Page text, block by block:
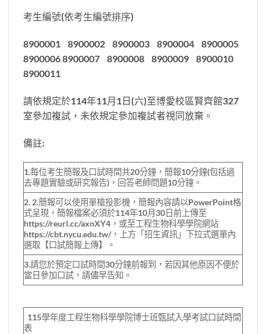
考生編號(依考生編號排序)
8900001 8900002 8900003 8900004 8900005
8900006 8900007 8900008 8900009 8900010
8900011
請依規定於114年11月1日(六)至博愛校區賢齊館327
室參加複試，未依規定參加複試者視同放棄。
備註:
1.每位考生簡報及口試時間共20分鐘，簡報10分鐘(包括過
去專題實驗或研究報告)，回答老師問題10分鐘。
2. 2.簡報可以使用單槍投影機，簡報內容請以PowerPoint格
式呈現，簡報檔案必須於114年10月30日前上傳至
https://reurl.cc/axnXY4，或至工程生物科學學院網站
https://cbt.nycu.edu.tw/，上方「招生資訊」下拉式選單內
選取【口試簡報上傳】。
3.請您於預定口試時間30分鐘前報到，若因其他原因不便於
當日參加口試，請儘早告知。
115學年度工程生物科學學院博士班甄試入學考試口試時間
表